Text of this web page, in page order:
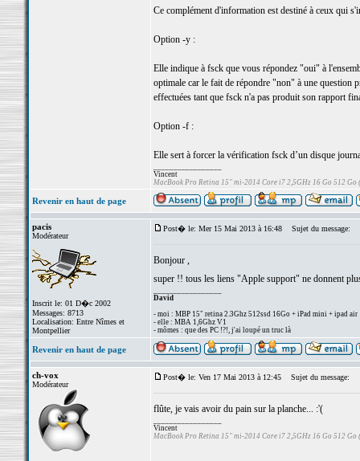
Ce complément d'information est destiné à ceux qui
Option -y :
Elle indique à fsck que vous répondez "oui" à
optimale car le fait de répondre "non" à une question
effectuées tant que fsck n'a pas produit son rapport
Option -f :
Elle sert à forcer la vérification fsck d’un disque
Vincent
MacBook Pro Retina 15" mi-2014 Core i7 2,5GHz 16 Go 512 Go
Revenir en haut de page
pacis
Modérateur
Inscrit le: 01 D�c 2002
Messages: 8713
Localisation: Entre Nîmes et
Montpellier
Post� le: Mer 15 Mai 2013 à 16:48 Sujet du message:
Bonjour ,
super !! tous les liens "Apple support" ne donnent
David
- moi : MBP 15" retina 2.3Ghz 512ssd 16Go + iPad mini + ipad air
- elle : MBA 1,6Ghz V1
- mômes : que des PC !?!, j'ai loupé un truc là
Revenir en haut de page
ch-vox
Modérateur
Post� le: Ven 17 Mai 2013 à 12:45 Sujet du message:
flûte, je vais avoir du pain sur la planche... :'(
Vincent
MacBook Pro Retina 15" mi-2014 Core i7 2,5GHz 16 Go 512 Go